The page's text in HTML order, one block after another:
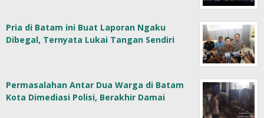
Pria di Batam ini Buat Laporan Ngaku
Dibegal, Ternyata Lukai Tangan Sendiri
Permasalahan Antar Dua Warga di Batam
Kota Dimediasi Polisi, Berakhir Damai